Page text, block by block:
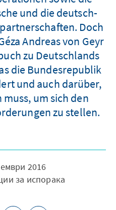
und die deutsch-
Doch
Andreas von Geyr
zu Deutschlands
die Bundesrepublik
und auch darüber,
um sich den
zu stellen.
2016
за испорака